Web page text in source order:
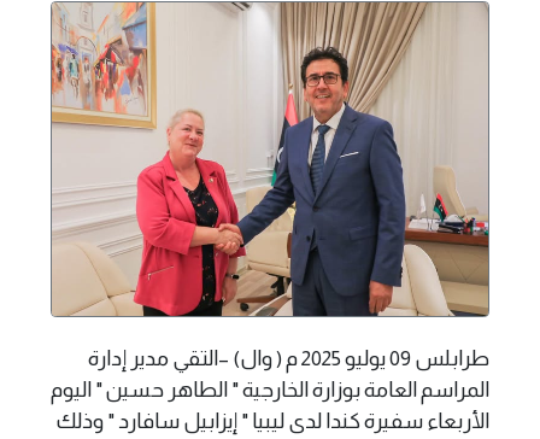
طرابلس 09 يوليو 2025 م ( وال) –التقي مدير إدارة
المراسم العامة بوزارة الخارجية " الطاهر حسين " اليوم
الأربعاء سفيرة كندا لدى ليبيا " إيزابيل سافارد " وذلك